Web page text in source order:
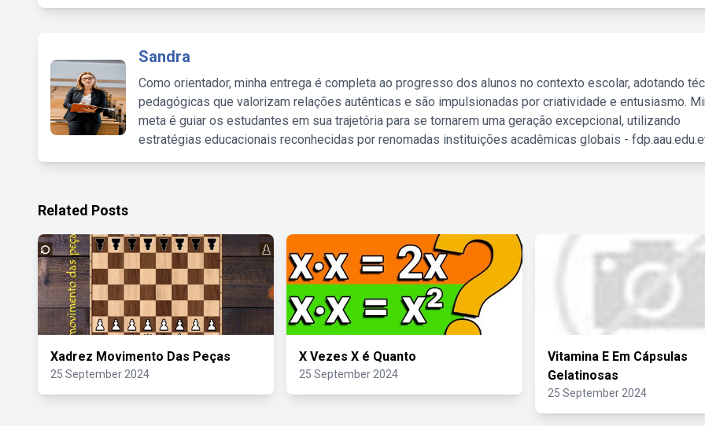
Sandra
Como orientador, minha entrega é completa ao progresso dos alunos no contexto escolar, adotando
pedagógicas que valorizam relações autênticas e são impulsionadas por criatividade e entusiasmo.
meta é guiar os estudantes em sua trajetória para se tornarem uma geração excepcional, utilizando
estratégias educacionais reconhecidas por renomadas instituições acadêmicas globais -
Related Posts
Xadrez Movimento Das Peças
25 September 2024
X Vezes X é Quanto
25 September 2024
Vitamina E Em Cápsulas
Gelatinosas
25 September 2024